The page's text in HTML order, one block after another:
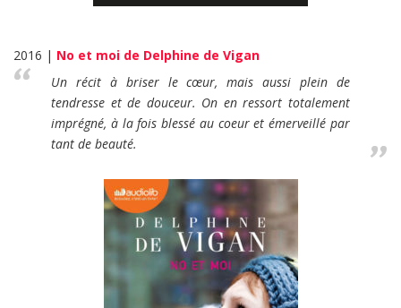
2016 | No et moi de Delphine de Vigan
Un récit à briser le cœur, mais aussi plein de
tendresse et de douceur. On en ressort totalement
imprégné, à la fois blessé au coeur et émerveillé par
tant de beauté.